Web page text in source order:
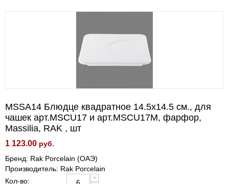
MSSA14 Блюдце квадратное 14.5х14.5 см., для
чашек арт.MSCU17 и арт.MSCU17M, фарфор,
Massilia, RAK , шт
1 123.00 руб.
Бренд: Rak Porcelain (ОАЭ)
Производитель: Rak Porcelain
Кол-во:
+